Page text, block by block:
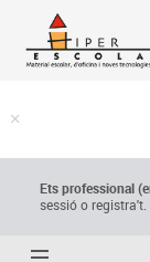
Ets professional
sessió o registra't.